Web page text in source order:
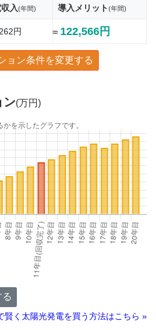
入(年間) 導入メリット(年間)
円 = 122,566円
ョン条件を変更する
ン(万円)
を示したグラフです。
賢く太陽光発電を買う方法はこちら »